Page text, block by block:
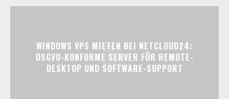
WINDOWS VPS MIETEN BEI NETCLOUD24:
DSGVO-KONFORME SERVER FÜR REMOTE-
DESKTOP UND SOFTWARE-SUPPORT